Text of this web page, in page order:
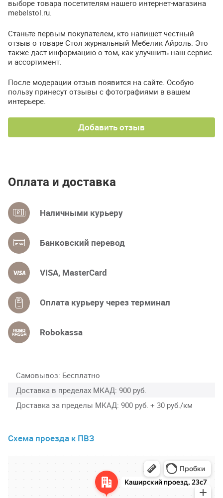
выборе товара посетителям нашего интернет-магазина
mebelstol.ru.
Станьте первым покупателем, кто напишет честный
отзыв о товаре Стол журнальный Мебелик Айроль. Это
также даст информацию о том, как улучшить наш сервис
и ассортимент.
После модерации отзыв появится на сайте. Особую
пользу принесут отзывы с фотографиями в вашем
интерьере.
Добавить отзыв
Оплата и доставка
Наличными курьеру
Банковский перевод
VISA, MasterCard
Оплата курьеру через терминал
Robokassa
Самовывоз Бесплатно
Доставка в пределах МКАД 900 руб.
Доставка за пределы МКАД 900 руб. + 30 руб./км
Схема проезда к ПВЗ